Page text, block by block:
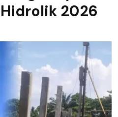
2026